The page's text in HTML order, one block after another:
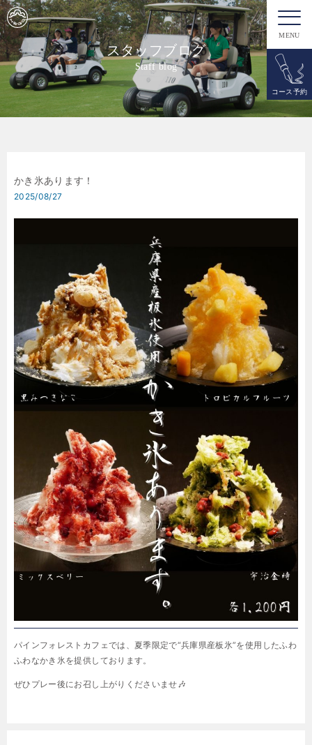
MENU
コース予約
スタッフブログ
Staff blog
かき氷あります！
2025/08/27
パインフォレストカフェでは、夏季限定で“兵庫県産板氷”を使用したふわ
ふわなかき氷を提供しております。
ぜひプレー後にお召し上がりくださいませ🎶